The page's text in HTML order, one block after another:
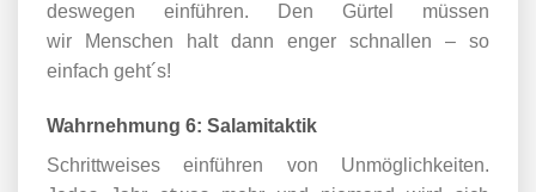
deswegen einführen. Den Gürtel müssen
wir Menschen halt dann enger schnallen – so
einfach geht´s!
Wahrnehmung 6: Salamitaktik
Schrittweises einführen von Unmöglichkeiten.